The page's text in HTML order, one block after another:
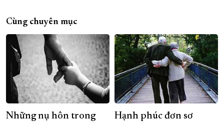
Cùng chuyên mục
Những nụ hôn trong
Hạnh phúc đơn sơ